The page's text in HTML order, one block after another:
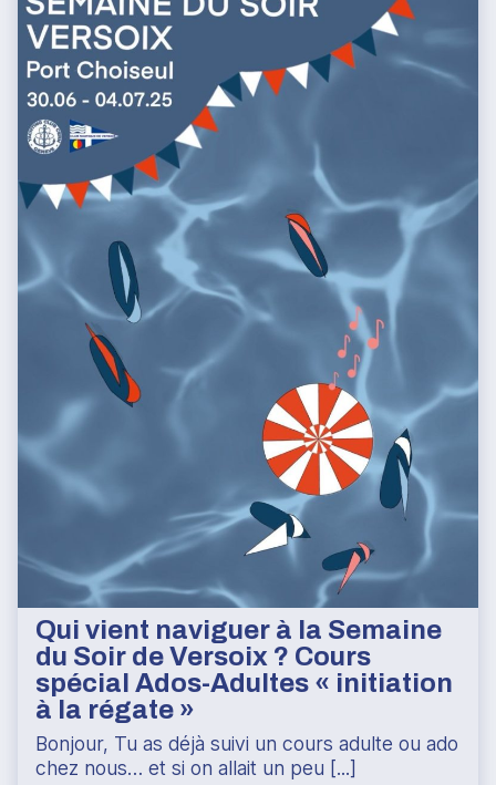
Qui vient naviguer à la Semaine
du Soir de Versoix ? Cours
spécial Ados-Adultes « initiation
à la régate »
Bonjour, Tu as déjà suivi un cours adulte ou ado
chez nous… et si on allait un peu [...]